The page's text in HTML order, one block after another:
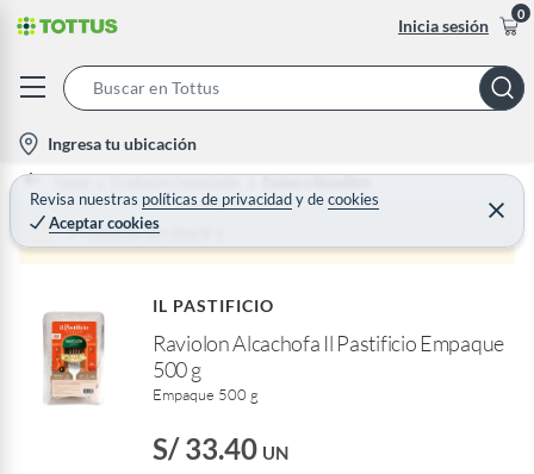
Inicia sesión
0
h
o
t
Ingresa tu ubicación
Revisa nuestras políticas de privacidadydecookies
Aceptar cookies
C
e
r
Home Productos Congelados Pastas y Bocaditos
Producto sin stock :(
IL PASTIFICIO
Raviolon Alcachofa Il Pastificio Empaque
500 g
Empaque 500 g
S/ 33.40 UN